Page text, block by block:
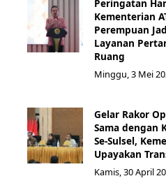
Peringatan
Kementerian
Perempuan
Layanan
Ruang
Minggu, 3 Mei
Gelar Rakor
Sama dengan
Se-Sulsel,
Upayakan
Kamis, 30 April